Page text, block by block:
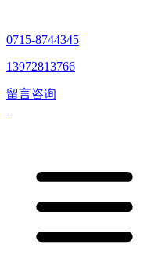
0715-8744345
13972813766
留言咨询